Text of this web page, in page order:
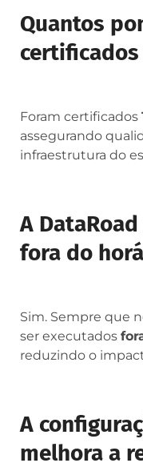
Quantos
Foram certificados
assegurando
infraestrutura do
A
fora do
Sim. Sempre que
ser executados
reduzindo o
A
melhora a